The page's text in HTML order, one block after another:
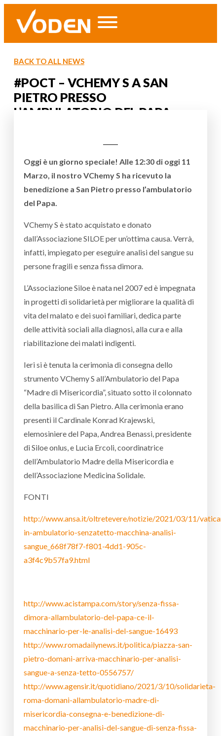
BACK TO ALL NEWS
#POCT – VCHEMY S A SAN
PIETRO PRESSO
L’AMBULATORIO DEL PAPA
Oggi è un giorno speciale! Alle 12:30 di oggi 11
Marzo, il nostro VChemy S ha ricevuto la
benedizione a San Pietro presso l’ambulatorio
del Papa.
VChemy S è stato acquistato e donato
dall’Associazione SILOE per un’ottima causa. Verrà,
infatti, impiegato per eseguire analisi del sangue su
persone fragili e senza fissa dimora.
L’Associazione Siloe è nata nel 2007 ed è impegnata
in progetti di solidarietà per migliorare la qualità di
vita del malato e dei suoi familiari, dedica parte
delle attività sociali alla diagnosi, alla cura e alla
riabilitazione dei malati indigenti.
Ieri si è tenuta la cerimonia di consegna dello
strumento VChemy S all’Ambulatorio del Papa
“Madre di Misericordia”, situato sotto il colonnato
della basilica di San Pietro. Alla cerimonia erano
presenti il Cardinale Konrad Krajewski,
elemosiniere del Papa, Andrea Benassi, presidente
di Siloe onlus, e Lucia Ercoli, coordinatrice
dell’Ambulatorio Madre della Misericordia e
dell’Associazione Medicina Solidale.
FONTI
http://www.ansa.it/oltretevere/notizie/2021/03/11/
in-ambulatorio-senzatetto-macchina-analisi-
sangue_668f78f7-f801-4dd1-905c-
a3f4c9b57fa9.html
http://www.acistampa.com/story/senza-fissa-
dimora-allambulatorio-del-papa-ce-il-
macchinario-per-le-analisi-del-sangue-16493
http://www.romadailynews.it/politica/piazza-san-
pietro-domani-arriva-macchinario-per-analisi-
sangue-a-senza-tetto-0556757/
http://www.agensir.it/quotidiano/2021/3/10/solidarieta-
roma-domani-allambulatorio-madre-di-
misericordia-consegna-e-benedizione-di-
macchinario-per-analisi-del-sangue-di-senza-fissa-